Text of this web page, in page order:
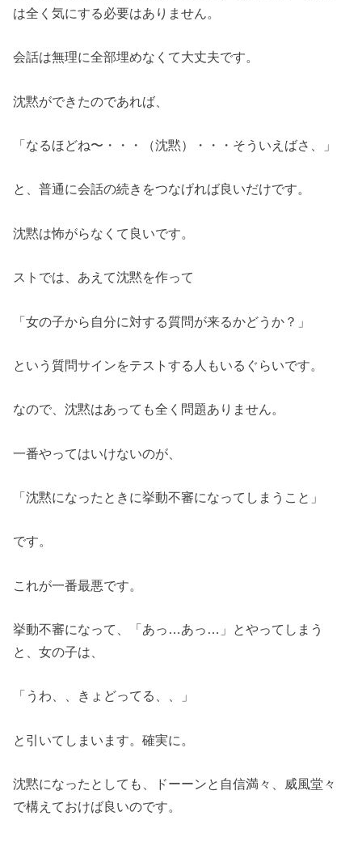
は全く気にする必要はありません。
会話は無理に全部埋めなくて大丈夫です。
沈黙ができたのであれば、
「なるほどね〜・・・（沈黙）・・・そういえばさ、」
と、普通に会話の続きをつなげれば良いだけです。
沈黙は怖がらなくて良いです。
ストでは、あえて沈黙を作って
「女の子から自分に対する質問が来るかどうか？」
という質問サインをテストする人もいるぐらいです。
なので、沈黙はあっても全く問題ありません。
一番やってはいけないのが、
「沈黙になったときに挙動不審になってしまうこと」
です。
これが一番最悪です。
挙動不審になって、「あっ…あっ…」とやってしまう
と、女の子は、
「うわ、、きょどってる、、」
と引いてしまいます。確実に。
沈黙になったとしても、ドーーンと自信満々、威風堂々
で構えておけば良いのです。